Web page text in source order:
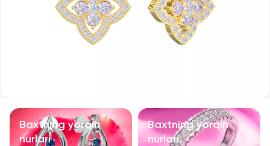
Aksessuarlar
Baxtning yorqin
nurlari
Baxtning yorqin
nurlari